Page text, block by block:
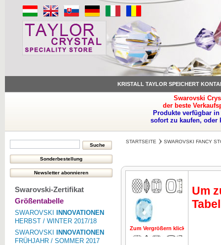
KRISTALL TAYLOR SPEICHERT
Swarovski
der beste
Produkte verfügbar
sofort zu kaufen, oder
Swarovski-Zertifikat
Größentabelle
SWAROVSKI
INNOVATIONEN
HERBST / WINTER 2017/18
SWAROVSKI
INNOVATIONEN
FRÜHJAHR / SOMMER 2017
STARTSEITE SWAROVSKI FANCY
Zum Vergrößern klicken
Um